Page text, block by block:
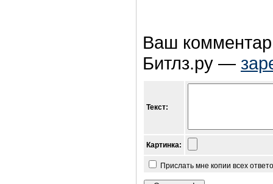
Ваш
Битлз.ру —
Текст:
Картинка:
Прислать мне копии всех